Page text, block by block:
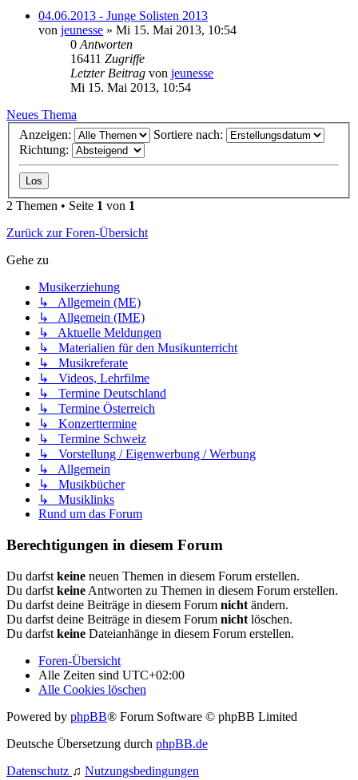
04.06.2013 - Junge Solisten 2013
von jeunesse » Mi 15. Mai 2013, 10:54
0 Antworten
16411 Zugriffe
Letzter Beitrag von jeunesse
Mi 15. Mai 2013, 10:54
Neues Thema
Anzeigen:
Sortiere nach:
Richtung:
2 Themen • Seite 1 von 1
Zurück zur Foren-Übersicht
Gehe zu
Musikerziehung
↳ Allgemein (ME)
↳ Allgemein (IME)
↳ Aktuelle Meldungen
↳ Materialien für den Musikunterricht
↳ Musikreferate
↳ Videos, Lehrfilme
↳ Termine Deutschland
↳ Termine Österreich
↳ Konzerttermine
↳ Termine Schweiz
↳ Vorstellung / Eigenwerbung / Werbung
↳ Allgemein
↳ Musikbücher
↳ Musiklinks
Rund um das Forum
Berechtigungen in diesem Forum
Du darfst keine neuen Themen in diesem Forum erstellen.
Du darfst keine Antworten zu Themen in diesem Forum erstellen.
Du darfst deine Beiträge in diesem Forum nicht ändern.
Du darfst deine Beiträge in diesem Forum nicht löschen.
Du darfst keine Dateianhänge in diesem Forum erstellen.
Foren-Übersicht
Alle Zeiten sind UTC+02:00
Alle Cookies löschen
Powered by phpBB® Forum Software © phpBB Limited
Deutsche Übersetzung durch phpBB.de
Datenschutz ♫ Nutzungsbedingungen